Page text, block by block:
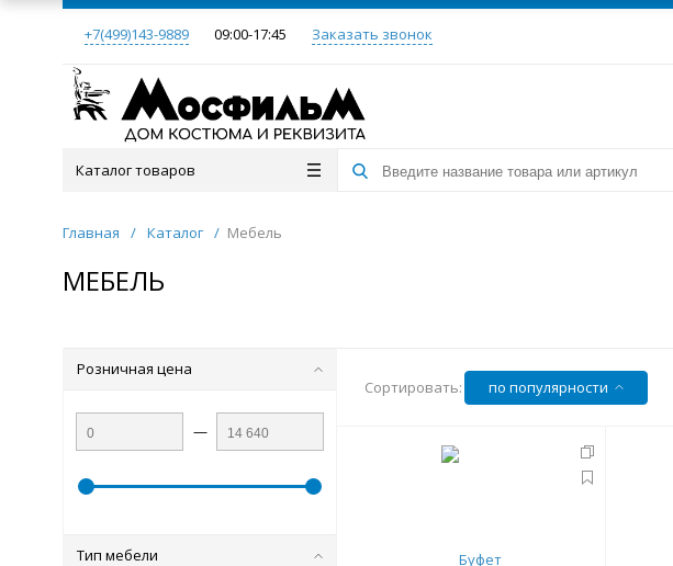
+7(499)143-9889 09:00-17:45 Заказать звонок
Каталог товаров
Главная / Каталог / Мебель
МЕБЕЛЬ
Розничная цена
—
Тип мебели
Сортировать: по популярности